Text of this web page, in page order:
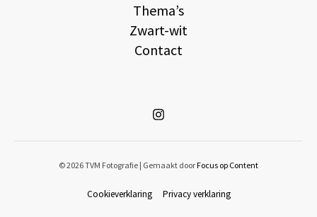
Thema’s
Zwart-wit
Contact
© 2026 TVM Fotografie | Gemaakt doorFocus op Content
Cookieverklaring Privacy verklaring